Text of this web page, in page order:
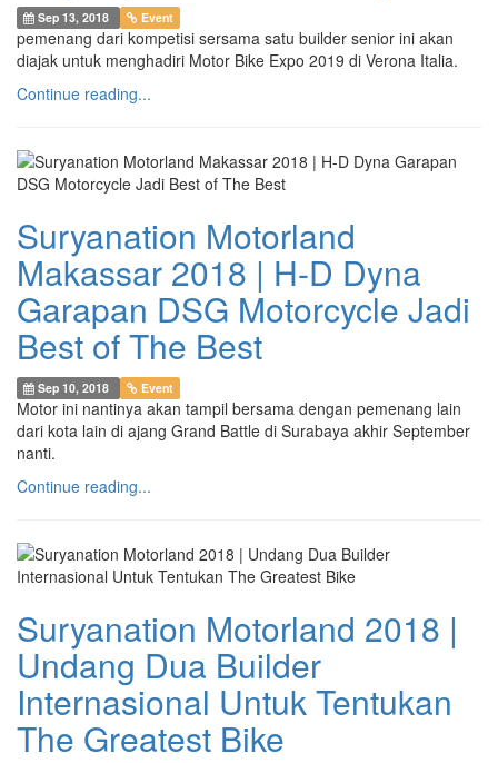
Sep 13, 2018 Event
pemenang dari kompetisi sersama satu builder senior ini akan
diajak untuk menghadiri Motor Bike Expo 2019 di Verona Italia.
Continue reading...
Suryanation Motorland
Makassar 2018 | H-D Dyna
Garapan DSG Motorcycle Jadi
Best of The Best
Sep 10, 2018 Event
Motor ini nantinya akan tampil bersama dengan pemenang lain
dari kota lain di ajang Grand Battle di Surabaya akhir September
nanti.
Continue reading...
Suryanation Motorland 2018 |
Undang Dua Builder
Internasional Untuk Tentukan
The Greatest Bike